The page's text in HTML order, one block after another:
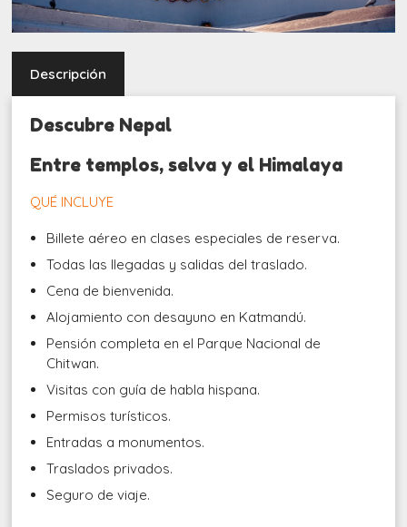
Descripción
Descubre Nepal
Entre templos, selva y el Himalaya
QUÉ INCLUYE
Billete aéreo en clases especiales de reserva.
Todas las llegadas y salidas del traslado.
Cena de bienvenida.
Alojamiento con desayuno en Katmandú.
Pensión completa en el Parque Nacional de
Chitwan.
Visitas con guía de habla hispana.
Permisos turísticos.
Entradas a monumentos.
Traslados privados.
Seguro de viaje.